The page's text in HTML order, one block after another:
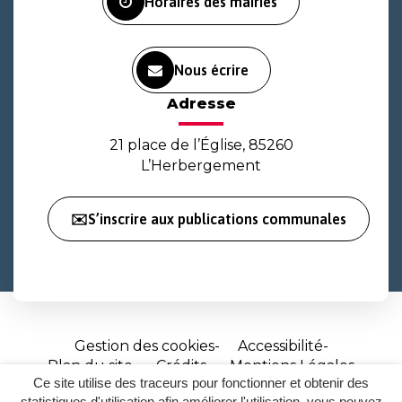
Ce site utilise des traceurs pour fonctionner et obtenir des
Nous écrire
Adresse
21 place de l’Église, 85260
L’Herbergement
✉️S’inscrire aux publications communales
Gestion des cookies
Accessibilité
Plan du site
Crédits
Mentions Légales